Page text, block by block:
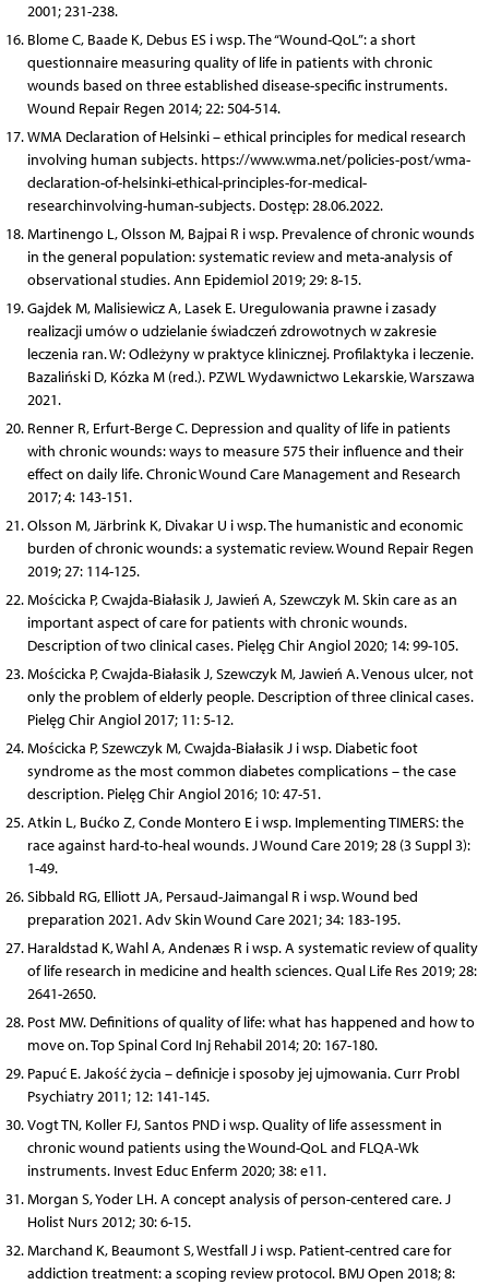
2001; 231-238.
Blome C, Baade K, Debus ES i wsp. The “Wound-QoL”: a short
questionnaire measuring quality of life in patients with chronic
wounds based on three established disease-specific instruments.
Wound Repair Regen 2014; 22: 504-514.
WMA Declaration of Helsinki – ethical principles for medical research
involving human subjects. https://www.wma.net/policies-post/wma-
declaration-of-helsinki-ethical-principles-for-medical-
researchinvolving-human-subjects. Dostęp: 28.06.2022.
Martinengo L, Olsson M, Bajpai R i wsp. Prevalence of chronic wounds
in the general population: systematic review and meta-analysis of
observational studies. Ann Epidemiol 2019; 29: 8-15.
Gajdek M, Malisiewicz A, Lasek E. Uregulowania prawne i zasady
realizacji umów o udzielanie świadczeń zdrowotnych w zakresie
leczenia ran. W: Odleżyny w praktyce klinicznej. Profilaktyka i leczenie.
Bazaliński D, Kózka M (red.). PZWL Wydawnictwo Lekarskie, Warszawa
2021.
Renner R, Erfurt-Berge C. Depression and quality of life in patients
with chronic wounds: ways to measure 575 their influence and their
effect on daily life. Chronic Wound Care Management and Research
2017; 4: 143-151.
Olsson M, Järbrink K, Divakar U i wsp. The humanistic and economic
burden of chronic wounds: a systematic review. Wound Repair Regen
2019; 27: 114-125.
Mościcka P, Cwajda-Białasik J, Jawień A, Szewczyk M. Skin care as an
important aspect of care for patients with chronic wounds.
Description of two clinical cases. Pielęg Chir Angiol 2020; 14: 99-105.
Mościcka P, Cwajda-Białasik J, Szewczyk M, Jawień A. Venous ulcer, not
only the problem of elderly people. Description of three clinical cases.
Pielęg Chir Angiol 2017; 11: 5-12.
Mościcka P, Szewczyk M, Cwajda-Białasik J i wsp. Diabetic foot
syndrome as the most common diabetes complications – the case
description. Pielęg Chir Angiol 2016; 10: 47-51.
Atkin L, Bućko Z, Conde Montero E i wsp. Implementing TIMERS: the
race against hard-to-heal wounds. J Wound Care 2019; 28 (3 Suppl 3):
1-49.
Sibbald RG, Elliott JA, Persaud-Jaimangal R i wsp. Wound bed
preparation 2021. Adv Skin Wound Care 2021; 34: 183-195.
Haraldstad K, Wahl A, Andenæs R i wsp. A systematic review of quality
of life research in medicine and health sciences. Qual Life Res 2019; 28:
2641-2650.
Post MW. Definitions of quality of life: what has happened and how to
move on. Top Spinal Cord Inj Rehabil 2014; 20: 167-180.
Papuć E. Jakość życia – definicje i sposoby jej ujmowania. Curr Probl
Psychiatry 2011; 12: 141-145.
Vogt TN, Koller FJ, Santos PND i wsp. Quality of life assessment in
chronic wound patients using the Wound-QoL and FLQA-Wk
instruments. Invest Educ Enferm 2020; 38: e11.
Morgan S, Yoder LH. A concept analysis of person-centered care. J
Holist Nurs 2012; 30: 6-15.
Marchand K, Beaumont S, Westfall J i wsp. Patient-centred care for
addiction treatment: a scoping review protocol. BMJ Open 2018; 8: